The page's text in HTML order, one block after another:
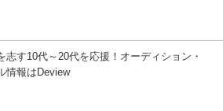
志す10代～20代を応援！オーディション・
情報はDeview